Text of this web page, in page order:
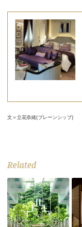
文＝立花奈緒(ブレーンシップ)
Related